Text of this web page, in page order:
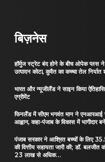
बिज़नेस
हॉर्मुज स्ट्रेट बंद होने के बीच ओपेक प्लस ने
उत्पादन कोटा, कुवैत का कच्चा तेल निर्यात
भारत और न्यूजीलैंड ने साइन किया
एग्रीमेंट
फिनलैंड में सीएम भगवंत मान ने एनआरआई
आह्वान, कहा-पंजाब के विकास में भागीदार
पंजाब सरकार ने आश्रित बच्चों के लिए
की वित्तीय सहायता जारी की; डॉ. बलजीत
23 लाख से अधिक...